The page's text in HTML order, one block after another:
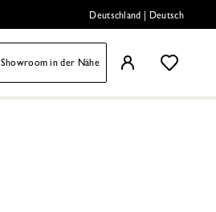
Deutschland Deutsch
Showroom in der Nähe